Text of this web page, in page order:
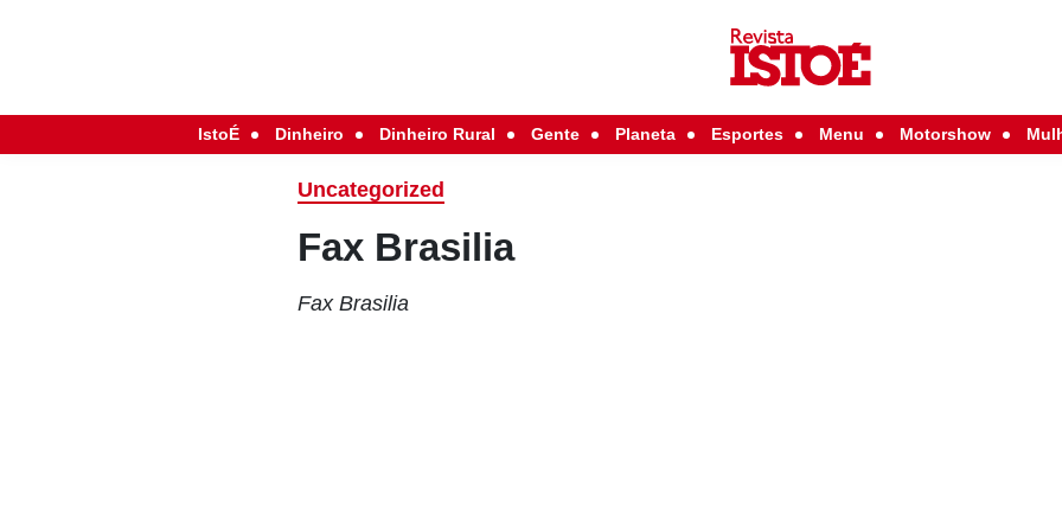
IstoÉ Dinheiro Dinheiro Rural Gente Planeta Esportes Menu Motorshow
Uncategorized
Fax Brasilia
Fax Brasilia